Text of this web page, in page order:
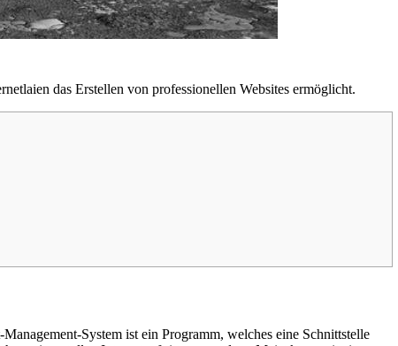
das Erstellen von professionellen Websites ermöglicht.
System ist ein Programm, welches eine Schnittstelle